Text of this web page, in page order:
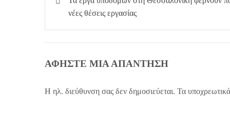
άρθρων
νέες θέσεις εργασίας
ΑΦΉΣΤΕ ΜΙΑ ΑΠΆΝΤΗΣΗ
Η ηλ. διεύθυνση σας δεν δημοσιεύεται. Τα